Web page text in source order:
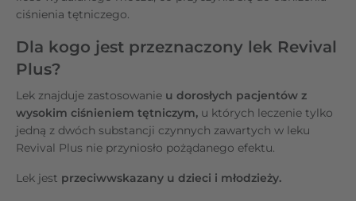
ciśnienia tętniczego.
Dla kogo jest przeznaczony lek Revival
Plus?
Lek znajduje zastosowanie u dorosłych pacjentów z
wysokim ciśnieniem tętniczym, u których leczenie tylko
jedną z dwóch substancji czynnych zawartych w leku
Revival Plus nie przyniosło pożądanego efektu.
Lek jest przeciwwskazany u dzieci i młodzieży.